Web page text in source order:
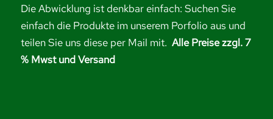
Die Abwicklung ist denkbar einfach: Suchen Sie
einfach die Produkte im unserem Porfolio aus und
teilen Sie uns diese per Mail mit. Alle Preise zzgl. 7
% Mwst und Versand